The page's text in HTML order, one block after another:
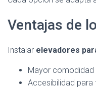
Ventajas de
Instalar elevadores
Mayor comodidad
Accesibilidad